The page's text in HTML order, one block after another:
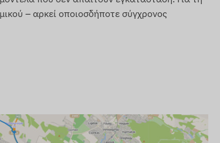
– αρκεί οποιοσδήποτε σύγχρονος